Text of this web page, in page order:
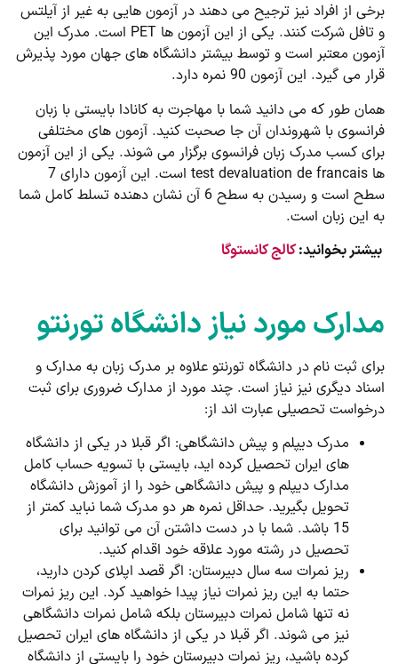
برخی از افراد نیز ترجیح می دهند در آزمون هایی به غیر از آیلتس
و تافل شرکت کنند. یکی از این آزمون ها PET است. مدرک این
آزمون معتبر است و توسط بیشتر دانشگاه های جهان مورد پذیرش
قرار می گیرد. این آزمون 90 نمره دارد.
همان طور که می دانید شما با مهاجرت به کانادا بایستی با زبان
فرانسوی با شهروندان آن جا صحبت کنید. آزمون های مختلفی
برای کسب مدرک زبان فرانسوی برگزار می شوند. یکی از این آزمون
ها test devaluation de francais است. این آزمون دارای 7
سطح است و رسیدن به سطح 6 آن نشان دهنده تسلط کامل شما
به این زبان است.
بیشتر بخوانید:کالج کانستوگا
مدارک مورد نیاز دانشگاه تورنتو
برای ثبت نام در دانشگاه تورنتو علاوه بر مدرک زبان به مدارک و
اسناد دیگری نیز نیاز است. چند مورد از مدارک ضروری برای ثبت
درخواست تحصیلی عبارت اند از:
مدرک دیپلم و پیش دانشگاهی: اگر قبلا در یکی از دانشگاه
های ایران تحصیل کرده اید، بایستی با تسویه حساب کامل
مدارک دیپلم و پیش دانشگاهی خود را از آموزش دانشگاه
تحویل بگیرید. حداقل نمره هر دو مدرک شما نباید کمتر از
15 باشد. شما با در دست داشتن آن می توانید برای
تحصیل در رشته مورد علاقه خود اقدام کنید.
ریز نمرات سه سال دبیرستان: اگر قصد اپلای کردن دارید،
حتما به این ریز نمرات نیاز پیدا خواهید کرد. این ریز نمرات
نه تنها شامل نمرات دبیرستان بلکه شامل نمرات دانشگاهی
نیز می شوند. اگر قبلا در یکی از دانشگاه های ایران تحصیل
کرده باشید، ریز نمرات دبیرستان خود را بایستی از دانشگاه